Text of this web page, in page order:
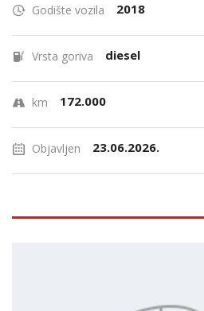
Godište vozila 2018
Vrsta goriva diesel
km 172.000
Objavljen 23.06.2026.